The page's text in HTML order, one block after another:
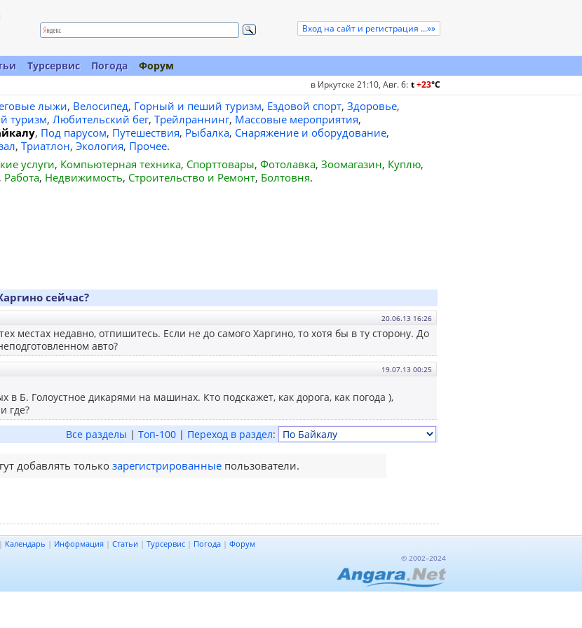
Вход на сайт и регистрация ...»»
Турсервис Погода
Форум
в Иркутске 21:10, Авг. 6: t+23°C
лыжи, Велосипед, Горный и пеший туризм, Ездовой спорт, Здоровье,
туризм, Любительский бег, Трейлраннинг, Массовые мероприятия,
, Под парусом, Путешествия, Рыбалка, Снаряжение и оборудование,
, Триатлон, Экология, Прочее.
услуги, Компьютерная техника, Спорттовары, Фотолавка, Зоомагазин, Куплю,
, Работа, Недвижимость, Строительство и Ремонт, Болтовня.
сейчас?
20.06.13 16:26
местах недавно, отпишитесь. Если не до самого Харгино, то хотя бы в ту сторону. До
авто?
19.07.13 00:25
в Б. Голоустное дикарями на машинах. Кто подскажет, как дорога, как погода ),
где?
Все разделы | Топ-100 | Переход в раздел:
добавлять только зарегистрированныепользователи.
| Календарь | Информация | Статьи | Турсервис | Погода | Форум
© 2002–2024